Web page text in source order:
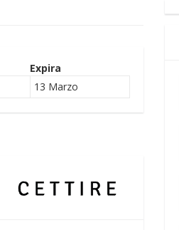
Expira
13 Marzo